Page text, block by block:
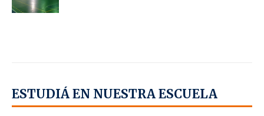
ESTUDIÁ EN NUESTRA ESCUELA